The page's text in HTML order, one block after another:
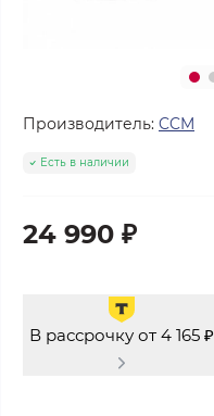
Производитель: CCM
Есть в наличии
24 990 ₽
В рассрочку от 4 165 ₽